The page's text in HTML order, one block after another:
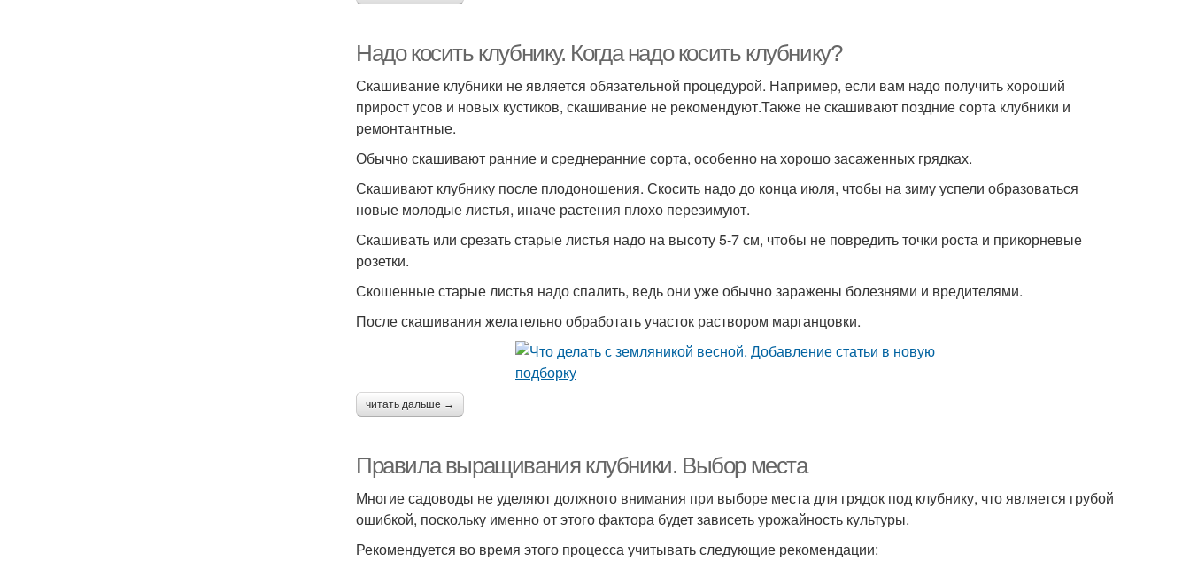
Надо косить клубнику. Когда надо косить клубнику?
Скашивание клубники не является обязательной процедурой. Например, если вам надо получить хороший
прирост усов и новых кустиков, скашивание не рекомендуют.Также не скашивают поздние сорта клубники и
ремонтантные.
Обычно скашивают ранние и среднеранние сорта, особенно на хорошо засаженных грядках.
Скашивают клубнику после плодоношения. Скосить надо до конца июля, чтобы на зиму успели образоваться
новые молодые листья, иначе растения плохо перезимуют.
Скашивать или срезать старые листья надо на высоту 5-7 см, чтобы не повредить точки роста и прикорневые
розетки.
Скошенные старые листья надо спалить, ведь они уже обычно заражены болезнями и вредителями.
После скашивания желательно обработать участок раствором марганцовки.
читать дальше →
Правила выращивания клубники. Выбор места
Многие садоводы не уделяют должного внимания при выборе места для грядок под клубнику, что является грубой
ошибкой, поскольку именно от этого фактора будет зависеть урожайность культуры.
Рекомендуется во время этого процесса учитывать следующие рекомендации: